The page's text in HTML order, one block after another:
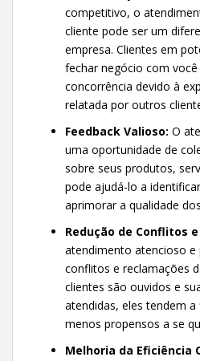
competitivo, o
cliente pode ser um
empresa. Clientes em
fechar negócio com
concorrência devido à
relatada por outros
Feedback Valioso: O
uma oportunidade de
sobre seus produtos,
pode ajudá-lo a
aprimorar a qualidade
Redução de Conflitos
atendimento atencioso
conflitos e reclamações
clientes são ouvidos e
atendidas, eles tendem
menos propensos a se
Melhoria da Eficiência